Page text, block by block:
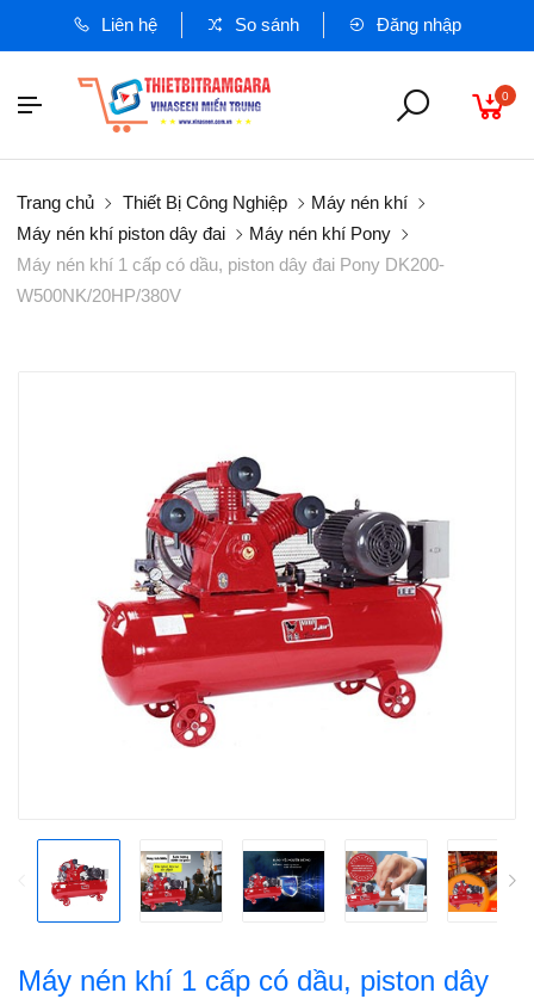
Liên hệ So sánh Đăng nhập
0
Trang chủ Thiết Bị Công Nghiệp
Máy nén khí
Máy nén khí piston dây đai
Máy nén khí Pony
Máy nén khí 1 cấp có dầu, piston dây đai Pony DK200-
W500NK/20HP/380V
Máy nén khí 1 cấp có dầu, piston dây